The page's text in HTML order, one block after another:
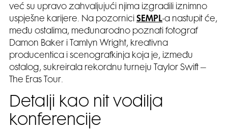
već su upravo zahvaljujući njima izgradili iznimno
uspješne karijere. Na pozornici SEMPL-a nastupit će,
među ostalima, međunarodno poznati fotograf
Damon Baker i Tamlyn Wright, kreativna
producentica i scenografkinja koja je, između
ostalog, sukreirala rekordnu turneju Taylor Swift –
The Eras Tour.
Detalji kao nit vodilja
konferencije